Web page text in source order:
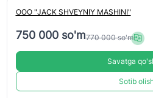
ООО "JACK SHVEYNIY MASHINI"
750 000 so'm770 000 so'm
Savatga
Sotib